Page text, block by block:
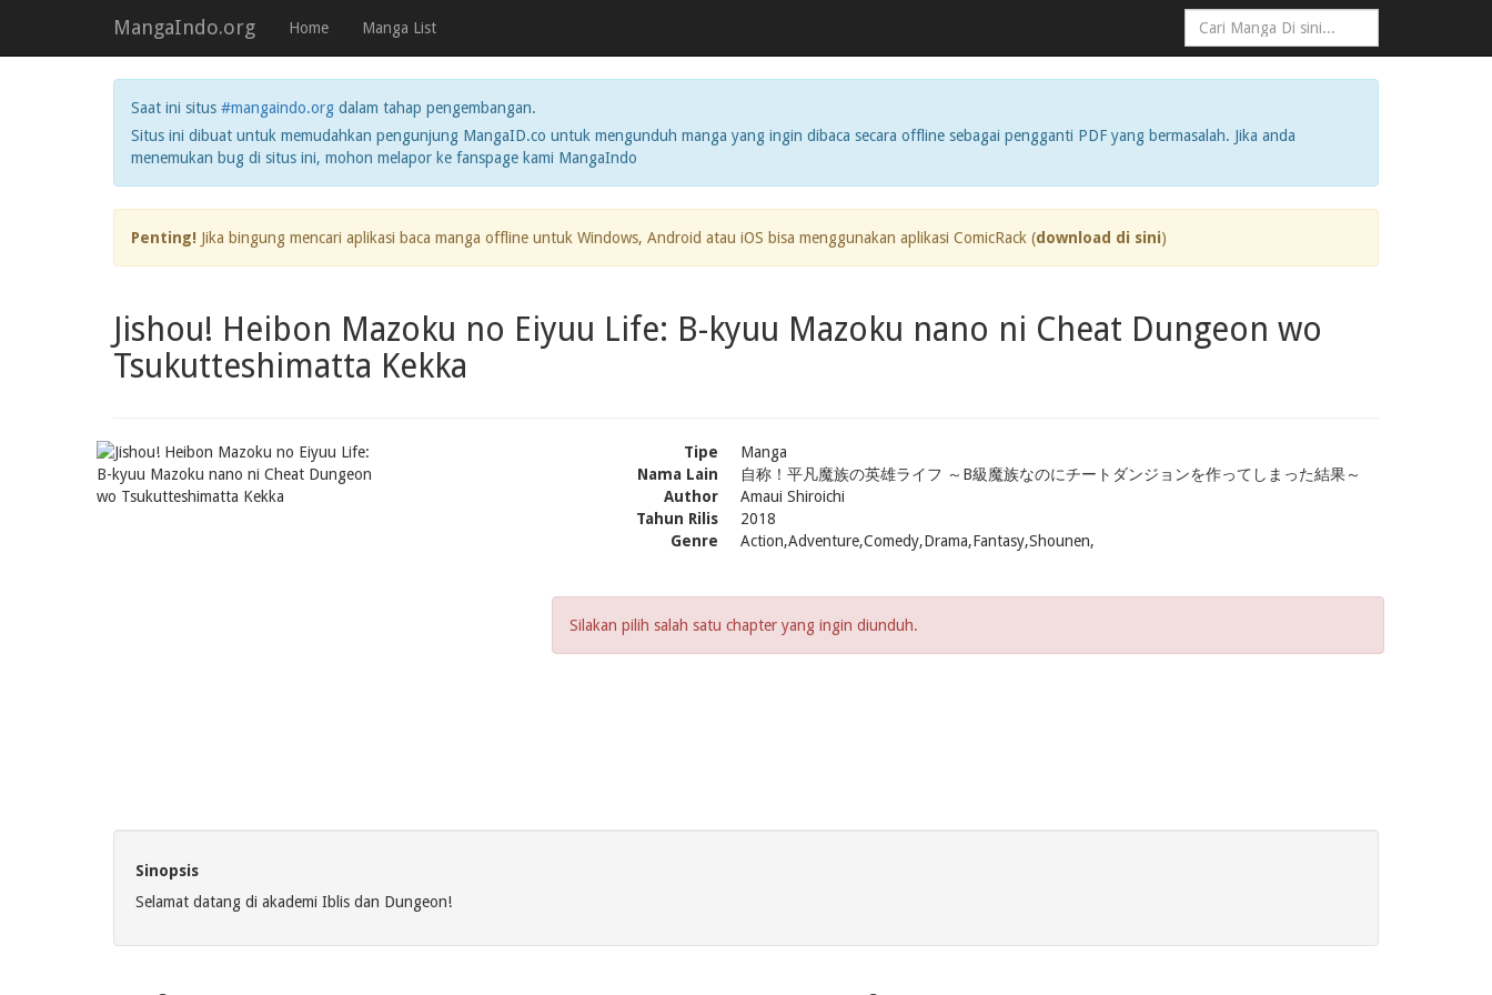
MangaIndo.org Home Manga List
Saat ini situs #mangaindo.org dalam tahap pengembangan.
Situs ini dibuat untuk memudahkan pengunjung MangaID.co untuk mengunduh manga yang ingin dibaca secara offline sebagai pengganti PDF yang bermasalah. Jika anda
menemukan bug di situs ini, mohon melapor ke fanspage kami MangaIndo
Penting! Jika bingung mencari aplikasi baca manga offline untuk Windows, Android atau iOS bisa menggunakan aplikasi ComicRack (download di sini)
Jishou! Heibon Mazoku no Eiyuu Life: B-kyuu Mazoku nano ni Cheat Dungeon wo
Tsukutteshimatta Kekka
Tipe
Manga
Nama Lain
自称！平凡魔族の英雄ライフ ～B級魔族なのにチートダンジョンを作ってしまった結果～
Author
Amaui Shiroichi
Tahun Rilis
2018
Genre
Action,Adventure,Comedy,Drama,Fantasy,Shounen,
Silakan pilih salah satu chapter yang ingin diunduh.
Sinopsis
Selamat datang di akademi Iblis dan Dungeon!